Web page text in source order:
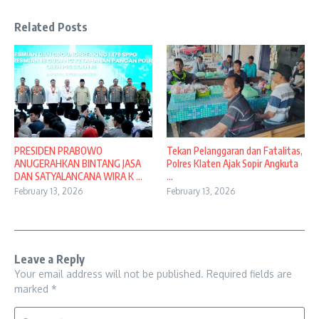
Related Posts
PRESIDEN PRABOWO
ANUGERAHKAN BINTANG JASA
DAN SATYALANCANA WIRA K ...
February 13, 2026
Tekan Pelanggaran dan Fatalitas,
Polres Klaten Ajak Sopir Angkuta
...
February 13, 2026
Leave a Reply
Your email address will not be published. Required fields are
marked *